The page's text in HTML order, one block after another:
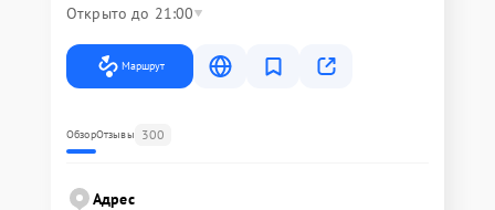
Открыто до 21:00
Маршрут
ОбзорОтзывы 300
Адрес